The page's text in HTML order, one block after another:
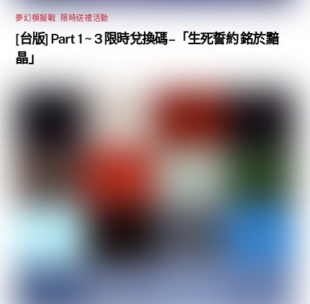
夢幻模擬戰 限時送禮活動
[台版] Part 1 ~ 3 限時兌換碼 –「生死誓約 銘於黯
晶」